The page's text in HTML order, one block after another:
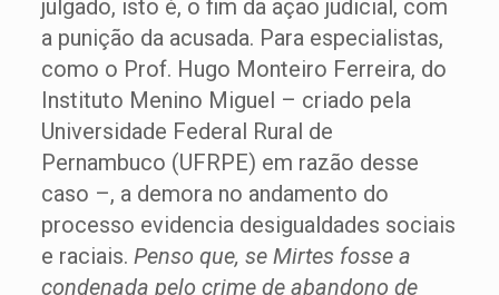
julgado, isto é, o fim da ação judicial, com
a punição da acusada. Para especialistas,
como o Prof. Hugo Monteiro Ferreira, do
Instituto Menino Miguel – criado pela
Universidade Federal Rural de
Pernambuco (UFRPE) em razão desse
caso –, a demora no andamento do
processo evidencia desigualdades sociais
e raciais. Penso que, se Mirtes fosse a
condenada pelo crime de abandono de